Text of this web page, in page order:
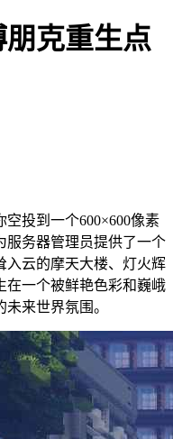
克重生点
投到一个600×600像素
服务器管理员提供了一个
入云的摩天大楼、灯火辉
在一个被鲜艳色彩和巍峨
来世界氛围。